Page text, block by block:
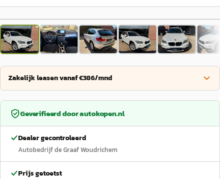
1/20
Zakelijk leasen vanaf €386/mnd
Geverifieerd doorautokopen.nl
Dealer gecontroleerd
Autobedrijf de Graaf Woudrichem
Prijs getoetst